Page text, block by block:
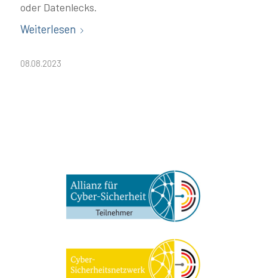
oder Datenlecks.
Weiterlesen
08.08.2023